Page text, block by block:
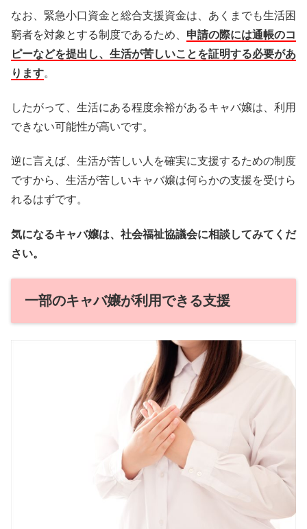
なお、緊急小口資金と総合支援資金は、あくまでも生活困
窮者を対象とする制度であるため、 申請の際には通帳のコ
ピーなどを提出し、生活が苦しいことを証明する必要があ
ります。
したがって、生活にある程度余裕があるキャバ嬢は、利用
できない可能性が高いです。
逆に言えば、生活が苦しい人を確実に支援するための制度
ですから、生活が苦しいキャバ嬢は何らかの支援を受けら
れるはずです。
気になるキャバ嬢は、社会福祉協議会に相談してみてくだ
さい。
一部のキャバ嬢が利用できる支援